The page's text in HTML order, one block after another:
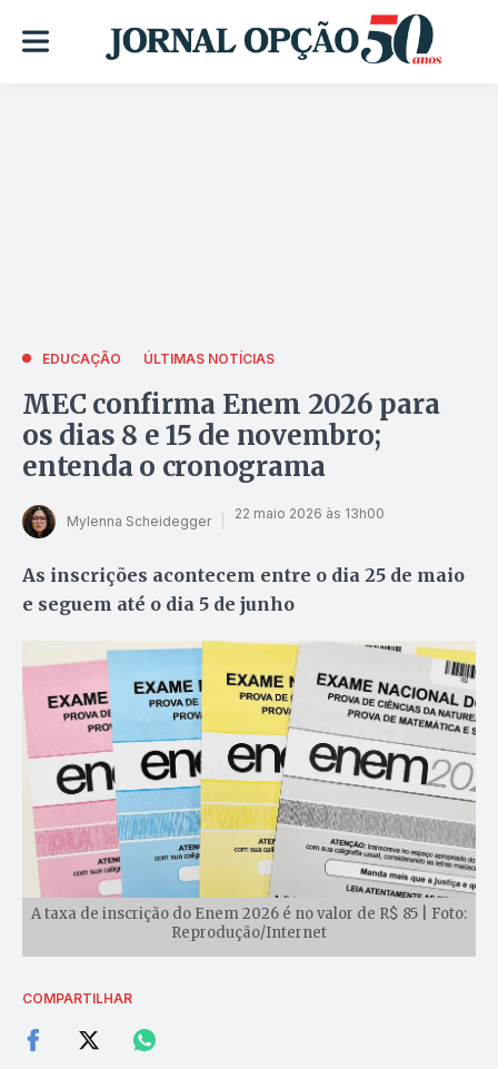
EDUCAÇÃO ÚLTIMAS NOTÍCIAS
MEC confirma Enem 2026 para
os dias 8 e 15 de novembro;
entenda o cronograma
Mylenna Scheidegger 22 maio 2026 às 13h00
As inscrições acontecem entre o dia 25 de maio
e seguem até o dia 5 de junho
A taxa de inscrição do Enem 2026 é no valor de R$ 85 | Foto:
Reprodução/Internet
COMPARTILHAR